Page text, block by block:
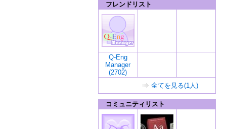
フレンドリスト
Q-Eng
Manager
(2702)
全てを見る(1人)
コミュニティリスト